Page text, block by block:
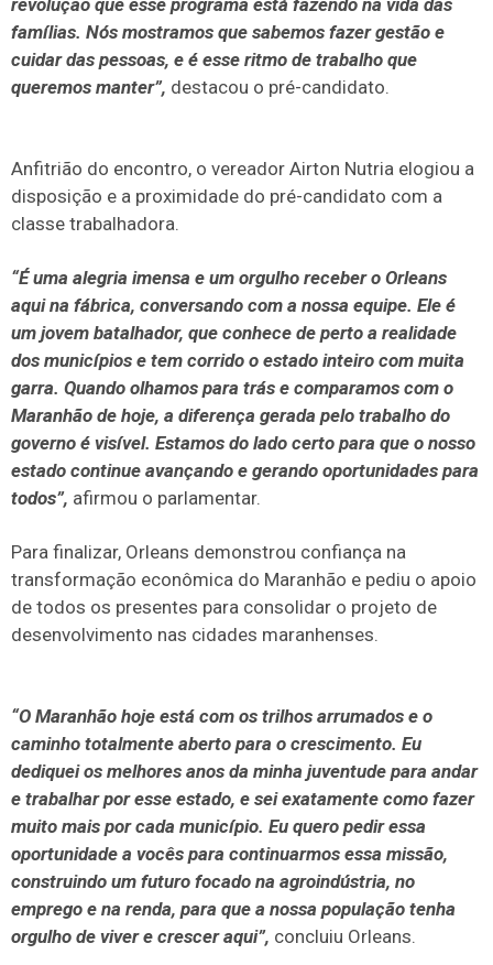
famílias. Nós mostramos que sabemos fazer gestão e
cuidar das pessoas, e é esse ritmo de trabalho que
queremos manter”, destacou o pré-candidato.
Anfitrião do encontro, o vereador Airton Nutria elogiou a
disposição e a proximidade do pré-candidato com a
classe trabalhadora.
“É uma alegria imensa e um orgulho receber o Orleans
aqui na fábrica, conversando com a nossa equipe. Ele é
um jovem batalhador, que conhece de perto a realidade
dos municípios e tem corrido o estado inteiro com muita
garra. Quando olhamos para trás e comparamos com o
Maranhão de hoje, a diferença gerada pelo trabalho do
governo é visível. Estamos do lado certo para que o nosso
estado continue avançando e gerando oportunidades para
todos”, afirmou o parlamentar.
Para finalizar, Orleans demonstrou confiança na
transformação econômica do Maranhão e pediu o apoio
de todos os presentes para consolidar o projeto de
desenvolvimento nas cidades maranhenses.
“O Maranhão hoje está com os trilhos arrumados e o
caminho totalmente aberto para o crescimento. Eu
dediquei os melhores anos da minha juventude para andar
e trabalhar por esse estado, e sei exatamente como fazer
muito mais por cada município. Eu quero pedir essa
oportunidade a vocês para continuarmos essa missão,
construindo um futuro focado na agroindústria, no
emprego e na renda, para que a nossa população tenha
orgulho de viver e crescer aqui”, concluiu Orleans.